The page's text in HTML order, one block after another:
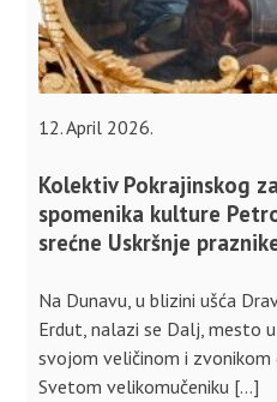
12. April 2026.
Kolektiv Pokrajinskog
spomenika kulture
srećne Uskršnje
Na Dunavu, u blizini ušća
Erdut, nalazi se Dalj, mesto
svojom veličinom i zvonikom
Svetom velikomučeniku […]